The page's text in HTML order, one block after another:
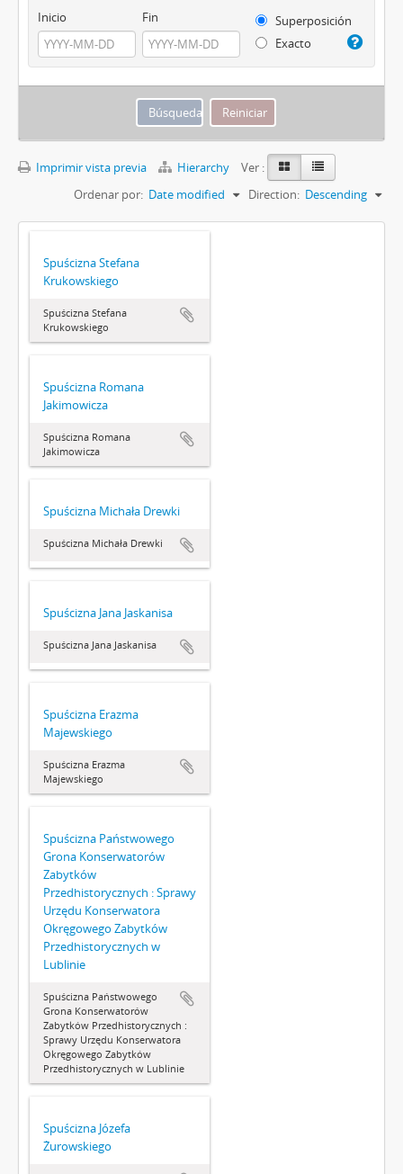
Inicio Fin
Superposición
Exacto
Imprimir vista previa Hierarchy
Ver :
Ordenar por: Date modified Direction: Descending
Spuścizna Stefana
Krukowskiego
Spuścizna Stefana
Krukowskiego
Spuścizna Romana
Jakimowicza
Spuścizna Romana
Jakimowicza
Spuścizna Michała Drewki
Spuścizna Michała Drewki
Spuścizna Jana Jaskanisa
Spuścizna Jana Jaskanisa
Spuścizna Erazma
Majewskiego
Spuścizna Erazma
Majewskiego
Spuścizna Państwowego
Grona Konserwatorów
Zabytków
Przedhistorycznych : Sprawy
Urzędu Konserwatora
Okręgowego Zabytków
Przedhistorycznych w
Lublinie
Spuścizna Państwowego
Grona Konserwatorów
Zabytków Przedhistorycznych :
Sprawy Urzędu Konserwatora
Okręgowego Zabytków
Przedhistorycznych w Lublinie
Spuścizna Józefa
Żurowskiego